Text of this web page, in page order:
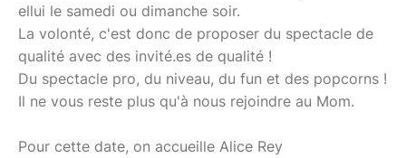
ellui le samedi ou dimanche soir.
La volonté, c'est donc de proposer du spectacle de
qualité avec des invité.es de qualité !
Du spectacle pro, du niveau, du fun et des popcorns !
Il ne vous reste plus qu'à nous rejoindre au Mom.
Pour cette date, on accueille Alice Rey